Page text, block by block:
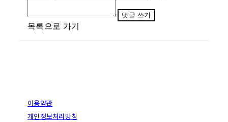
댓글 쓰기
목록으로 가기
이용약관
개인정보처리방침